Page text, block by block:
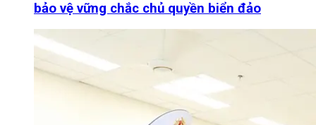
bảo vệ vững chắc chủ quyền biển đảo